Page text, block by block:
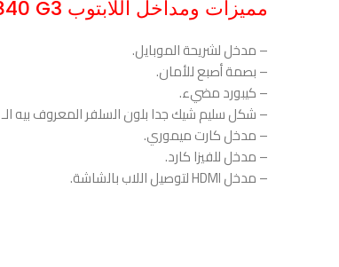
مميزات ومداخل اللابتوب HP EliteBook 840 G3
– مدخل لشريحة الموبايل.
– بصمة أصبع للأمان.
– كيبورد مضيء.
– شكل سليم شيك جدا بلون السلفر المعروف بيه الـ MacBook
– مدخل كارت ميموري.
– مدخل للفيزا كارد.
– مدخل HDMI لتوصيل اللاب بالشاشة.